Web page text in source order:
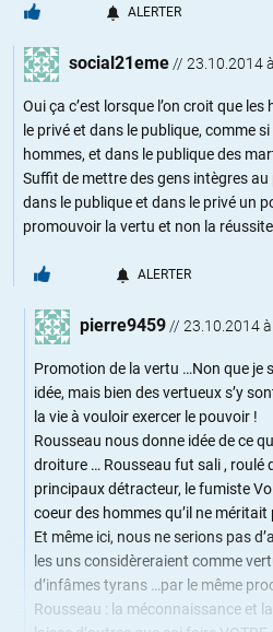
ALERTER
social21eme // 23.10.2014
Oui ça c’est lorsque l’on croit que
le privé et dans le publique, comme
hommes, et dans le publique des
Suffit de mettre des gens intègres
dans le publique et dans le privé un
promouvoir la vertu et non la
ALERTER
pierre9459 // 23.10.2014
Promotion de la vertu …Non que je
idée, mais bien des vertueux s’y
la vie à vouloir exercer le pouvoir !
Rousseau nous donne idée de ce
droiture … Rousseau fut sali , roulé
principaux détracteur, le fumiste
coeur des hommes qu’il ne méritait
Et même ici, nous ne serions pas
les uns considèreraient comme
d’infâmes tyrans …par le même
Rousseau : la méconnaissance et